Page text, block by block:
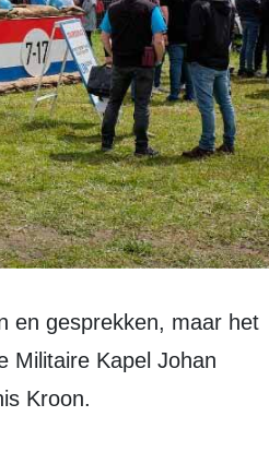
Militaire Kapel Johan
Kroon.